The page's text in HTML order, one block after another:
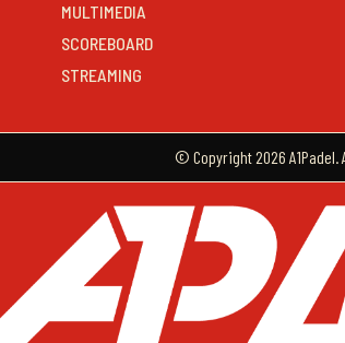
MULTIMEDIA
SCOREBOARD
STREAMING
© Copyright 2026